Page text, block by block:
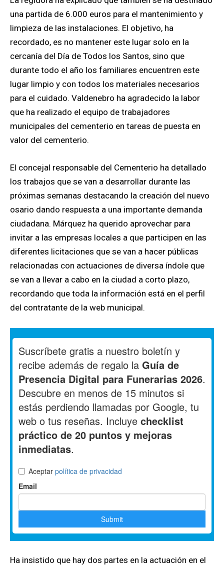
una partida de 6.000 euros para el mantenimiento y
limpieza de las instalaciones. El objetivo, ha
recordado, es no mantener este lugar solo en la
cercanía del Día de Todos los Santos, sino que
durante todo el año los familiares encuentren este
lugar limpio y con todos los materiales necesarios
para el cuidado. Valdenebro ha agradecido la labor
que ha realizado el equipo de trabajadores
municipales del cementerio en tareas de puesta en
valor del cementerio.
El concejal responsable del Cementerio ha detallado
los trabajos que se van a desarrollar durante las
próximas semanas destacando la creación del nuevo
osario dando respuesta a una importante demanda
ciudadana. Márquez ha querido aprovechar para
invitar a las empresas locales a que participen en las
diferentes licitaciones que se van a hacer públicas
relacionadas con actuaciones de diversa índole que
se van a llevar a cabo en la ciudad a corto plazo,
recordando que toda la información está en el perfil
del contratante de la web municipal.
Ha insistido que hay dos partes en la actuación en el